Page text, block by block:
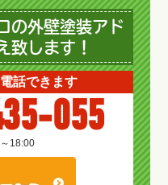
の外壁塗装アド
致します！
話できます
055
18:00